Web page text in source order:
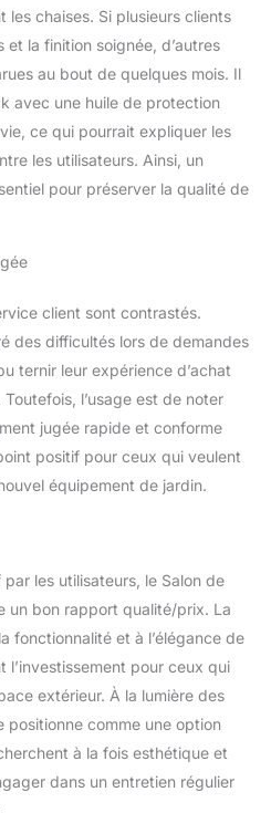
les chaises. Si plusieurs clients
la finition soignée, d’autres
au bout de quelques mois. Il
avec une huile de protection
ce qui pourrait expliquer les
les utilisateurs. Ainsi, un
pour préserver la qualité de
client sont contrastés.
des difficultés lors de demandes
ternir leur expérience d’achat
l’usage est de noter
jugée rapide et conforme
positif pour ceux qui veulent
équipement de jardin.
les utilisateurs, le Salon de
un bon rapport qualité/prix. La
fonctionnalité et à l’élégance de
l’investissement pour ceux qui
extérieur. À la lumière des
positionne comme une option
à la fois esthétique et
dans un entretien régulier